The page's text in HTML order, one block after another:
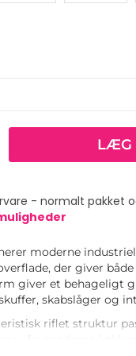
LÆG
- normalt pakket
moderne
der giver
giver et behageligt
skabslåger og
riflet struktur